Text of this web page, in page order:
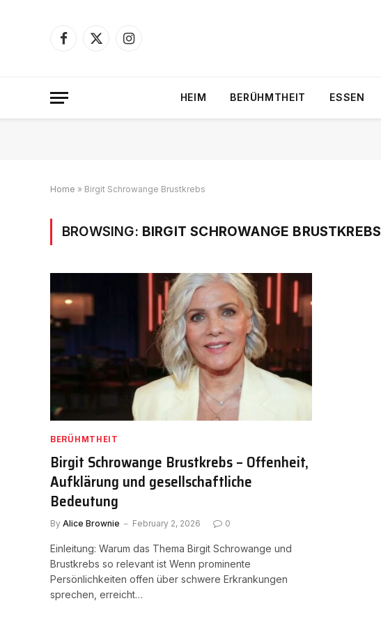
Facebook
X
Instagram
HEIM BERÜHMTHEIT ESSEN
Home » Birgit Schrowange Brustkrebs
BROWSING: BIRGIT SCHROWANGE BRUSTKREBS
BERÜHMTHEIT
Birgit Schrowange Brustkrebs – Offenheit,
Aufklärung und gesellschaftliche
Bedeutung
By Alice Brownie February 2, 2026 0
Einleitung: Warum das Thema Birgit Schrowange und
Brustkrebs so relevant ist Wenn prominente
Persönlichkeiten offen über schwere Erkrankungen
sprechen, erreicht…